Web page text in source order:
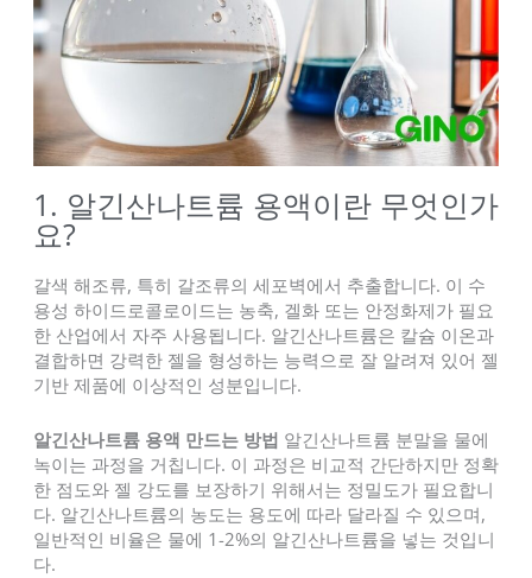
1. 알긴산나트륨 용액이란 무엇인가
요?
갈색 해조류, 특히 갈조류의 세포벽에서 추출합니다. 이 수
용성 하이드로콜로이드는 농축, 겔화 또는 안정화제가 필요
한 산업에서 자주 사용됩니다. 알긴산나트륨은 칼슘 이온과
결합하면 강력한 젤을 형성하는 능력으로 잘 알려져 있어 젤
기반 제품에 이상적인 성분입니다.
알긴산나트륨 용액 만드는 방법 알긴산나트륨 분말을 물에
녹이는 과정을 거칩니다. 이 과정은 비교적 간단하지만 정확
한 점도와 젤 강도를 보장하기 위해서는 정밀도가 필요합니
다. 알긴산나트륨의 농도는 용도에 따라 달라질 수 있으며,
일반적인 비율은 물에 1-2%의 알긴산나트륨을 넣는 것입니
다.